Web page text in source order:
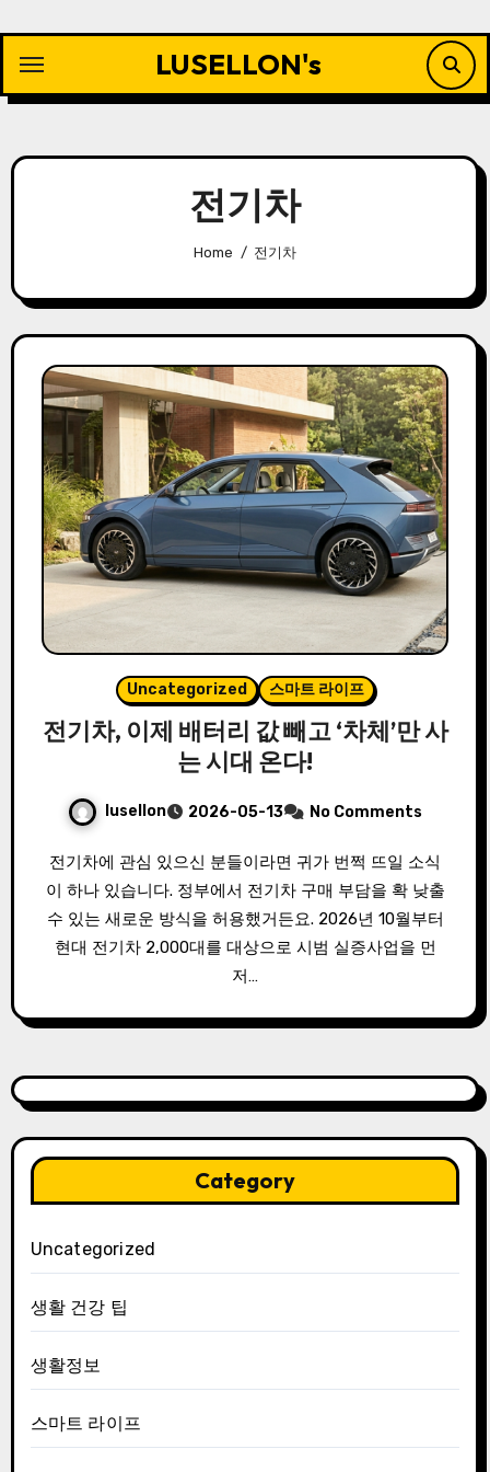
content
LUSELLON's
전기차
Home 전기차
Uncategorized 스마트 라이프
전기차, 이제 배터리 값 빼고 ‘차체’만 사
는 시대 온다!
lusellon 2026-05-13 No Comments
전기차에 관심 있으신 분들이라면 귀가 번쩍 뜨일 소식
이 하나 있습니다. 정부에서 전기차 구매 부담을 확 낮출
수 있는 새로운 방식을 허용했거든요. 2026년 10월부터
현대 전기차 2,000대를 대상으로 시범 실증사업을 먼
저…
Category
Uncategorized
생활 건강 팁
생활정보
스마트 라이프